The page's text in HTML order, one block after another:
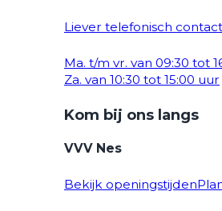
Liever telefonisch
Ma. t/m vr. van 09:30 tot
Za. van 10:30 tot 15:00 uur
Kom bij ons langs
VVV Nes
Bekijk openingstijden